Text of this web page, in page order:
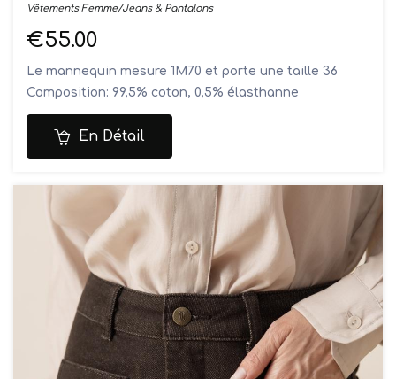
Vêtements Femme/Jeans & Pantalons
€55.00
Le mannequin mesure 1M70 et porte une taille 36
Composition: 99,5% coton, 0,5% élasthanne
Lavage en machine à 30°
En Détail